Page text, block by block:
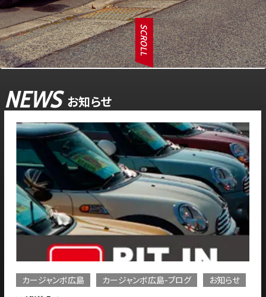
SCROLL
NEWS お知らせ
カージャンボ広島 カージャンボ広島-ブログ お知らせ